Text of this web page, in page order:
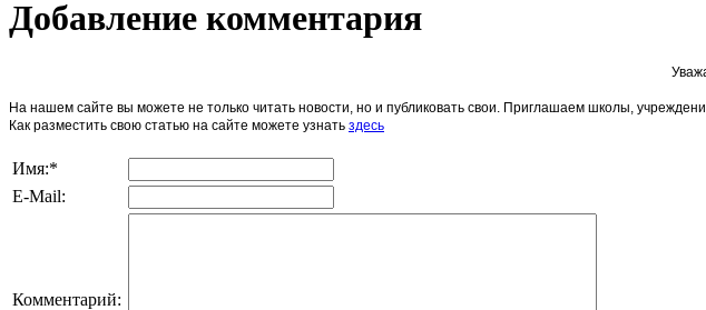
Добавление комментария
На нашем сайте вы можете не только читать новости, но и публиковать свои. Приглашаем школы,
Как разместить свою статью на сайте можете узнать здесь
Имя:*
E-Mail:
Комментарий: